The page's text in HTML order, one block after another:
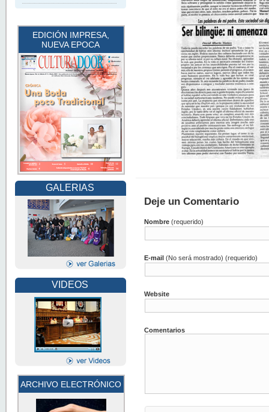
EDICIÓN IMPRESA,
NUEVA EPOCA
GALERIAS
VIDEOS
ARCHIVO ELECTRÓNICO
Deje un Comentario
Nombre (requerido)
E-mail (No será mostrado) (requerido)
Website
Comentarios